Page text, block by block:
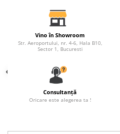
Cadru de arc
Șeminee decorative
Console de interior
Cadre de ușă
Ornamente de colț
Vino în Showroom
Str. Aeroportului, nr. 4-6, Hala B10,
Sector 1, Bucuresti
Consultanță
Oricare este alegerea ta !